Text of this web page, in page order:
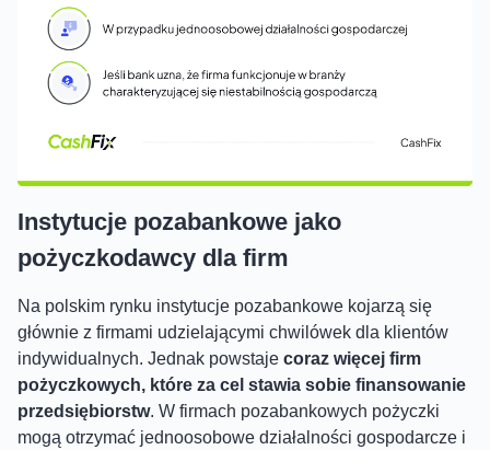
Instytucje pozabankowe jako
pożyczkodawcy dla firm
Na polskim rynku instytucje pozabankowe kojarzą się
głównie z firmami udzielającymi chwilówek dla klientów
indywidualnych. Jednak powstaje coraz więcej firm
pożyczkowych, które za cel stawia sobie finansowanie
przedsiębiorstw. W firmach pozabankowych pożyczki
mogą otrzymać jednoosobowe działalności gospodarcze i